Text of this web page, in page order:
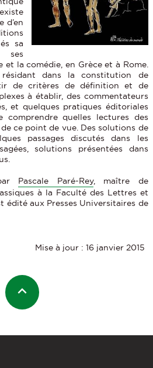
d’en
sa
ses
la comédie, en Grèce et à Rome.
dans la constitution de
de critères de définition et de
à établir, des commentateurs
et quelques pratiques éditoriales
quelles lectures des
ce point de vue. Des solutions de
passages discutés dans les
solutions présentées dans
Pascale Paré-Rey, maître de
à la Faculté des Lettres et
édité aux Presses Universitaires de
Mise à jour : 16 janvier 2015